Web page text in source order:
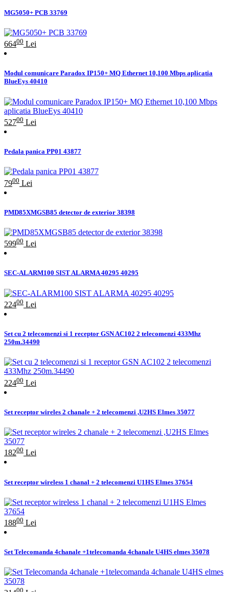
MG5050+ PCB 33769
66400 Lei
Modul comunicare Paradox IP150+ MQ Ethernet 10,100 Mbps aplicatia
BlueEys 40410
52700 Lei
Pedala panica PP01 43877
7900 Lei
PMD85XMGSB85 detector de exterior 38398
59900 Lei
SEC-ALARM100 SIST ALARMA 40295 40295
22400 Lei
Set cu 2 telecomenzi si 1 receptor GSN AC102 2 telecomenzi 433Mhz
250m.34490
22400 Lei
Set receptor wireles 2 chanale + 2 telecomenzi ,U2HS Elmes 35077
18200 Lei
Set receptor wireless 1 chanal + 2 telecomenzi U1HS Elmes 37654
18800 Lei
Set Telecomanda 4chanale +1telecomanda 4chanale U4HS elmes 35078
00